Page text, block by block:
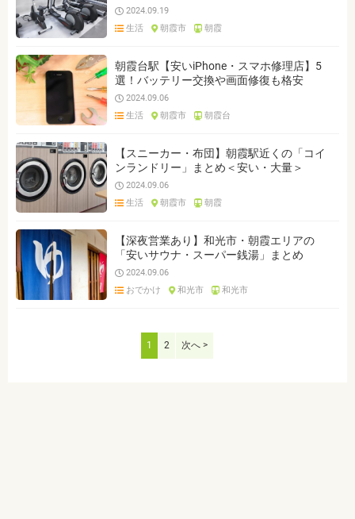
2024.09.19
生活
朝霞市 朝霞
朝霞台駅【安いiPhone・スマホ修理店】5
選！バッテリー交換や画面修復も格安
2024.09.06
生活
朝霞市 朝霞台
【スニーカー・布団】朝霞駅近くの「コイ
ンランドリー」まとめ＜安い・大量＞
2024.09.06
生活
朝霞市 朝霞
【深夜営業あり】和光市・朝霞エリアの
「安いサウナ・スーパー銭湯」まとめ
2024.09.06
おでかけ
和光市 和光市
1 2 次へ >